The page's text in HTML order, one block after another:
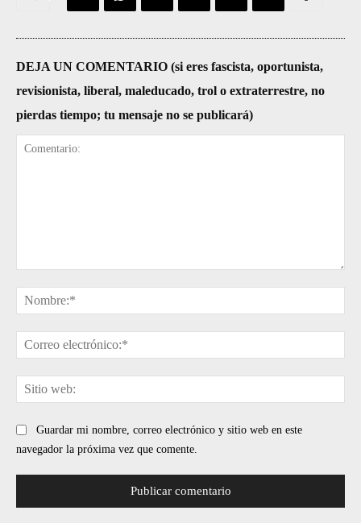
DEJA UN COMENTARIO (si eres fascista, oportunista,
revisionista, liberal, maleducado, trol o extraterrestre, no
pierdas tiempo; tu mensaje no se publicará)
Guardar mi nombre, correo electrónico y sitio web en este
navegador la próxima vez que comente.